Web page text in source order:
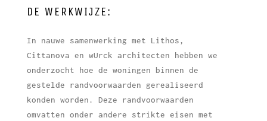
DE WERKWIJZE:
In nauwe samenwerking met Lithos,
Cittanova en wUrck architecten hebben we
onderzocht hoe de woningen binnen de
gestelde randvoorwaarden gerealiseerd
konden worden. Deze randvoorwaarden
omvatten onder andere strikte eisen met